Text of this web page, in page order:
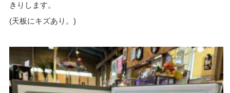
きりします。
(天板にキズあり。)